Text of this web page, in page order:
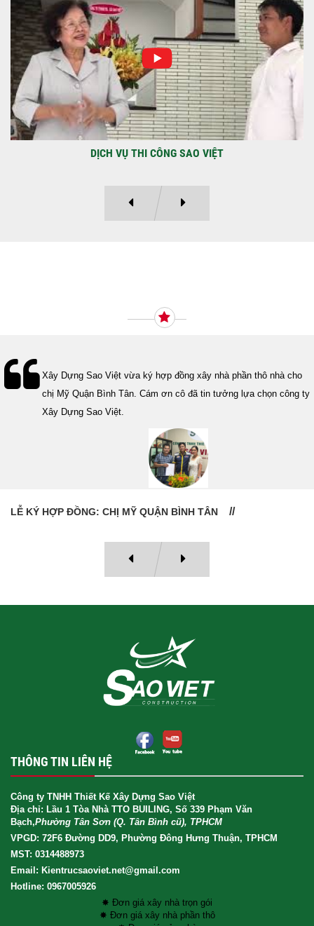
Địa điểm: Đường Lâm Hoành, phường An
LạcGia chủ: Anh Kỳ Xây Dựng Sao Việt chính
thức hoàn tất và...
DỰ ÁN BAO GỒM TRỆT, 3 LẦU VÀ SÂN THƯỢNG ANH THANH
Lễ bàn giao nhà cho gia đình Cô Vân quận 11. Cám ơn anh Tính
đã tin tưởng, lựa chọn công ty Xây Dựng Sao Việt.
LỄ BÀN GIAO NHÀ: CÔ VÂN QUẬN 11
THÔNG TIN LIÊN HỆ
Công ty TNHH Thiết Kế Xây Dựng Sao Việt
Địa chỉ: Lầu 1 Tòa Nhà TTO BUILING, Số 339 Phạm Văn
Bạch,Phường Tân Sơn (Q. Tân Bình cũ), TPHCM
VPGD: 72F6 Đường DD9, Phường Đông Hưng Thuận, TPHCM
MST: 0314488973
Email: Kientrucsaoviet.net@gmail.com
Hotline: 0967005926
✸ Đơn giá xây nhà trọn gói
✸ Đơn giá xây nhà phần thô